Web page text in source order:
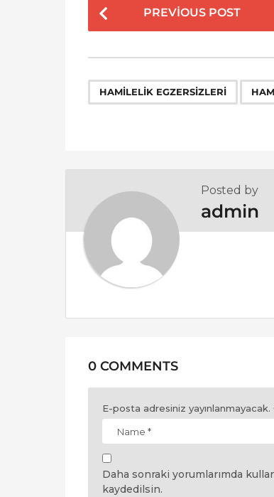
o
t
P
a
t
i
n
PREVIOUS POST
HAMILELIK EGZERSIZLERI
Posted by
admin
0 COMMENTS
E-posta adresiniz yayınlanmayacak.
Daha sonraki yorumlarımda
kaydedilsin.